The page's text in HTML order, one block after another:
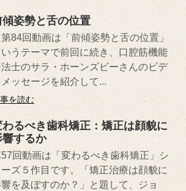
傾姿勢と舌の位置
84回動画は「前傾姿勢と舌の位置」
いうテーマで前回に続き、口腔筋機能
士のサラ・ホーンズビーさんのビデ
ッセージを紹介して...
を読む
わるべき歯科矯正：矯正は顔貌に
響するか
回動画は「変わるべき歯科矯正」シ
ーズ５作目です。「矯正治療は顔貌に
を及ぼすのか？」と題して、ジョ